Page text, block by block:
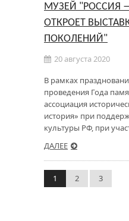
МУЗЕЙ "РОССИЯ
ОТКРОЕТ
ПОКОЛЕНИЙ"
20 августа 2020
В рамках
проведения Года
ассоциация
история» при
культуры РФ, при
ДАЛЕЕ
1 2 3